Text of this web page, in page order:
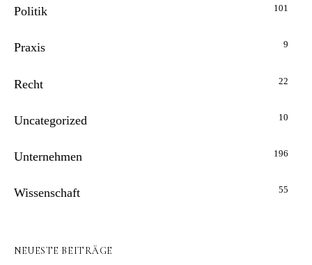
Politik 101
Praxis 9
Recht 22
Uncategorized 10
Unternehmen 196
Wissenschaft 55
NEUESTE BEITRÄGE